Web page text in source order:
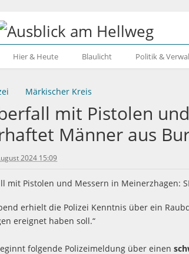
Hier & Heute Blaulicht Politik &
Märkischer Kreis
mit Pistolen
Männer aus
2024 15:09
erhielt die Polizei Kenntnis über ein
ereignet haben soll.“
folgende Polizeimeldung über einen